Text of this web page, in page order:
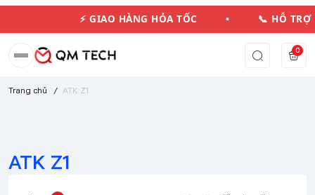
⚡ GIAO HÀNG HỎA TỐC • 📞 HỖ
0
Trang chủ / ATK Z1
ATK Z1